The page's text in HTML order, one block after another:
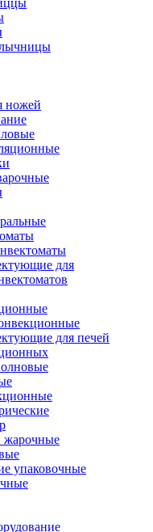
ножей
для
для печей
жарочные
упаковочные